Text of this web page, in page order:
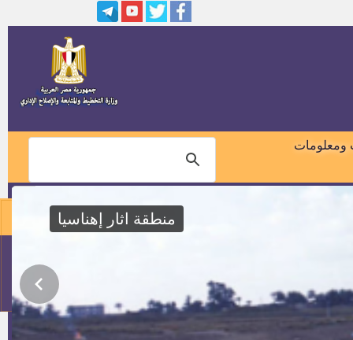
01018460099
ومعلومات
منطقة اثار إهناسيا
وظائف بمصنع تكنوتكس للملابس
مدير ادارة بناء وتنمية القرية
مطلوب رؤساء قرى جدد
وظيفة رئيس الإدارة المركزية
عدد (3) سائقين للعمل بمشروعات
الدواجن المركزية بشرق النيل